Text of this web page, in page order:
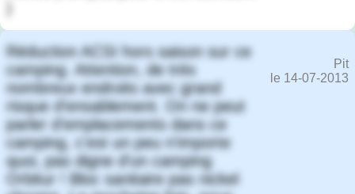
Réduction ACSI hors saison sur ce
camping. Attention, de très
nombreux endroits avec grand
risque d'ensablement. On ne peut
parler d'emplacements dans ce
camping, c'est un peu n'importe
quoi, pas digne d'un camping
Orbitur ! Bloc sanitaire pas nickel
Pit
le 14-07-2013